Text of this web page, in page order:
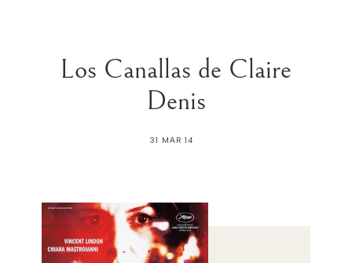
Los Canallas de Claire
Denis
31 MAR 14